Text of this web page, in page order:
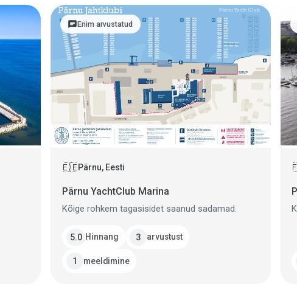
chatEnim arvustatud
🇪🇪Pärnu, Eesti
Pärnu YachtClub Marina
Kõige rohkem tagasisidet saanud sadamad.
5.0 Hinnang 3 arvustust
1 meeldimine